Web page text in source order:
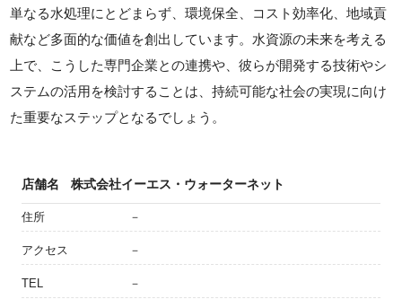
単なる水処理にとどまらず、環境保全、コスト効率化、地域貢
献など多面的な価値を創出しています。水資源の未来を考える
上で、こうした専門企業との連携や、彼らが開発する技術やシ
ステムの活用を検討することは、持続可能な社会の実現に向け
た重要なステップとなるでしょう。
店舗名 株式会社イーエス・ウォーターネット
住所 －
アクセス －
TEL －